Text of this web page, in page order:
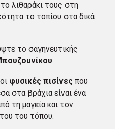
λιθαράκι τους στη
το τοπίου στα δικά
το σαγηνευτικής
.
φυσικές πισίνες που
στα βράχια είναι ένα
τη μαγεία και τον
του τόπου.